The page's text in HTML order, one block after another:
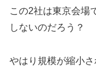
この2社は東京会場
しないのだろう？
やはり規模が縮小